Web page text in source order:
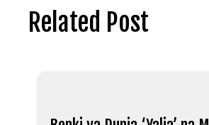
Related Post